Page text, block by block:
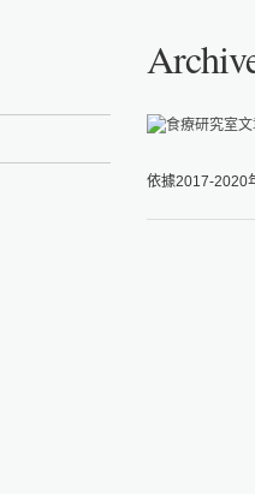
依據2017-2020